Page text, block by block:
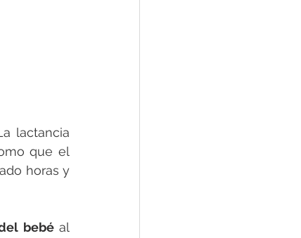
lactancia
que el
horas y
bebé al